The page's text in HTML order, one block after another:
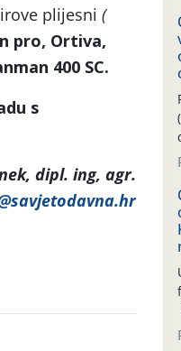
plijesni (
pro, Ortiva,
400 SC.
s
dipl. ing, agr.